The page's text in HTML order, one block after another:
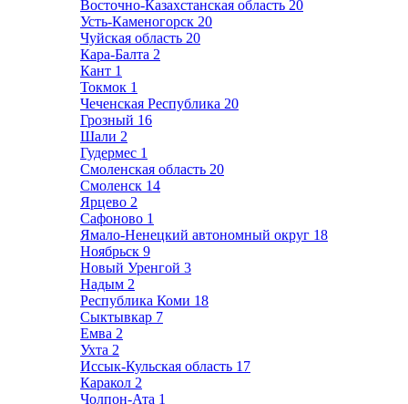
Восточно-Казахстанская область 20
Усть-Каменогорск 20
Чуйская область 20
Кара-Балта 2
Кант 1
Токмок 1
Чеченская Республика 20
Грозный 16
Шали 2
Гудермес 1
Смоленская область 20
Смоленск 14
Ярцево 2
Сафоново 1
Ямало-Ненецкий автономный округ 18
Ноябрьск 9
Новый Уренгой 3
Надым 2
Республика Коми 18
Сыктывкар 7
Емва 2
Ухта 2
Иссык-Кульская область 17
Каракол 2
Чолпон-Ата 1